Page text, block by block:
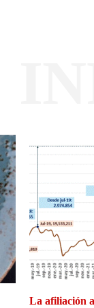
La afiliación